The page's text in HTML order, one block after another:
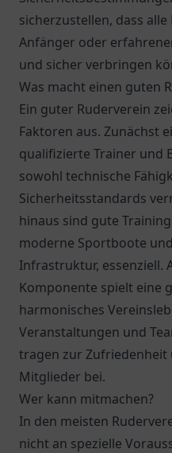
sicherzustellen, dass
Anfänger oder
und sicher verbringen
Was macht einen guten
Ein guter Ruderverein
Faktoren aus. Zunächst
qualifizierte Trainer und
sowohl technische
Sicherheitsstandards
hinaus sind gute
moderne Sportboote
Infrastruktur, essenziell.
Komponente spielt eine
harmonisches
Veranstaltungen und
tragen zur
Mitglieder bei.
Wer kann mitmachen?
In den meisten
nicht an spezielle